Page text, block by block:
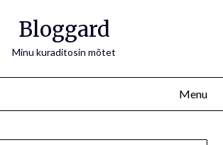
Bloggard
Minu kuraditosin mõtet
Menu